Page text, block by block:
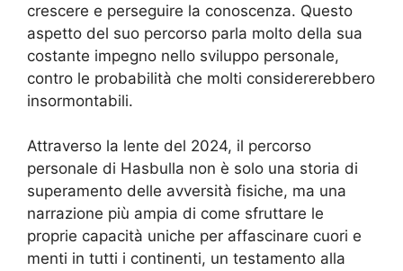
crescere e perseguire la conoscenza. Questo
aspetto del suo percorso parla molto della sua
costante impegno nello sviluppo personale,
contro le probabilità che molti considererebbero
insormontabili.
Attraverso la lente del 2024, il percorso
personale di Hasbulla non è solo una storia di
superamento delle avversità fisiche, ma una
narrazione più ampia di come sfruttare le
proprie capacità uniche per affascinare cuori e
menti in tutti i continenti, un testamento alla